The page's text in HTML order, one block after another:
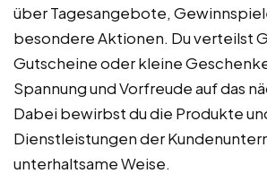
über Tagesangebote,
besondere Aktionen. Du verteilst
Gutscheine oder kleine
Spannung und Vorfreude auf das
Dabei bewirbst du die Produkte
Dienstleistungen der
unterhaltsame Weise.